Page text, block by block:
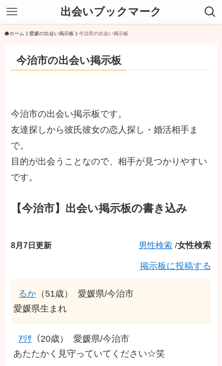
出会いブックマーク
ホーム 愛媛の出会い掲示板 今治市の出会い掲示板
今治市の出会い掲示板
今治市の出会い掲示板です。
友達探しから彼氏彼女の恋人探し・婚活相手ま
で。
目的が出会うことなので、相手が見つかりやすい
です。
【今治市】出会い掲示板の書き込み
8月7日更新 男性検索 /女性検索
掲示板に投稿する
るか （51歳）
愛媛県/今治市
愛媛県生まれ
ｱﾘｻ （20歳）
愛媛県/今治市
あたたかく見守っていてください☆笑